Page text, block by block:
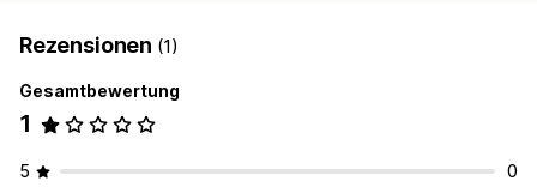
Rezensionen (1)
Gesamtbewertung
1
5
0